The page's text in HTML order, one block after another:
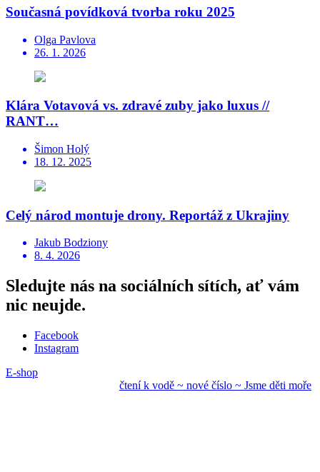
Současná povídková tvorba roku 2025
Olga Pavlova
26. 1. 2026
Klára Votavová vs. zdravé zuby jako luxus //
RANT…
Šimon Holý
18. 12. 2025
Celý národ montuje drony. Reportáž z Ukrajiny
Jakub Bodziony
8. 4. 2026
Sledujte nás na sociálních sítích, ať vám
nic neujde.
Facebook
Instagram
E-shop
čtení k vodě ~ novéčíslo ~ Jsme děti mo ře